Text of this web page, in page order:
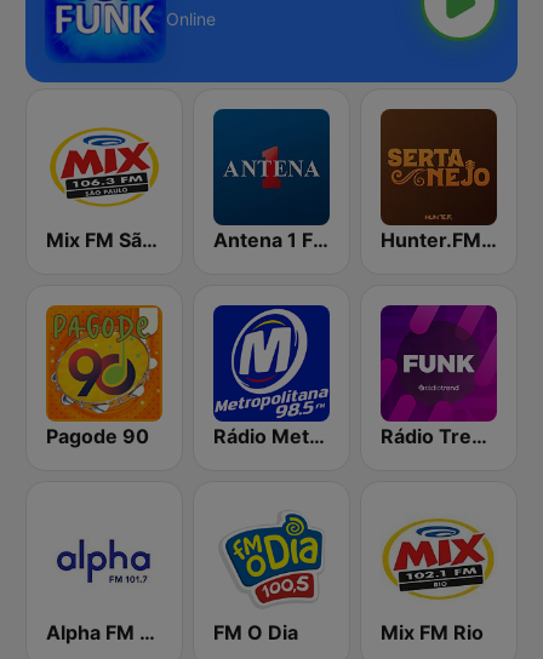
Online
Mix FM São Paulo Antena 1 FM Hunter.FM - Sertanejo
Pagode 90 Rádio Metropolitana 98.5 FM Rádio Trend - Funk
Alpha FM 101.7 FM O Dia Mix FM Rio